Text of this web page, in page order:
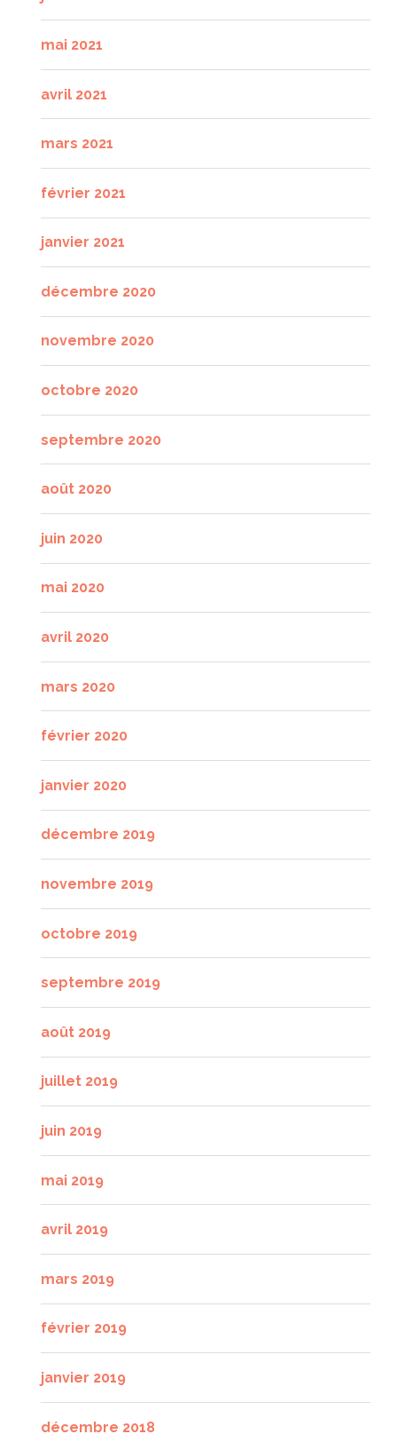
mai 2021
avril 2021
mars 2021
février 2021
janvier 2021
décembre 2020
novembre 2020
octobre 2020
septembre 2020
août 2020
juin 2020
mai 2020
avril 2020
mars 2020
février 2020
janvier 2020
décembre 2019
novembre 2019
octobre 2019
septembre 2019
août 2019
juillet 2019
juin 2019
mai 2019
avril 2019
mars 2019
février 2019
janvier 2019
décembre 2018